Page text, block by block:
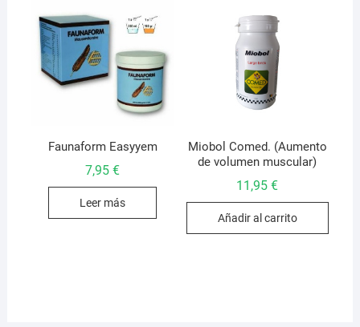
Faunaform Easyyem
7,95€
Leer más
Miobol Comed. (Aumento
de volumen muscular)
11,95€
Añadir al carrito